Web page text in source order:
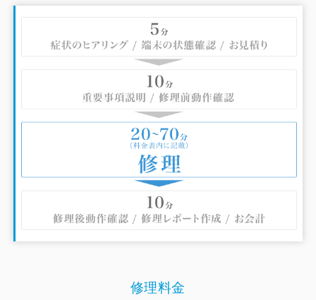
車：立川高島屋S.C. 地下駐車場、立川市北口 第1駐車場
（ファーレ立川）、パーク80駐車場（立川シネマシテ
ィ）、他
修理料金